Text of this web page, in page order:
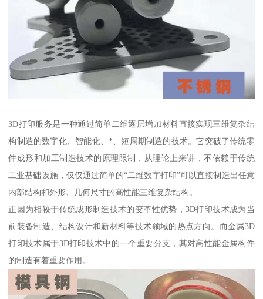
3D打印服务是一种通过简单二维逐层增加材料直接实现三维复杂结
构制造的数字化、智能化、*、短周期制造的技术。它突破了传统零
件成形和加工制造技术的原理限制，从理论上来讲，不依赖于传统
工业基础设施，仅仅通过简单的“二维数字打印”可以直接制造出任意
内部结构和外形、几何尺寸的高性能三维复杂结构。
正因为相较于传统成形制造技术的变革性优势，3D打印技术成为当
前装备制造、结构设计和新材料等技术领域的热点方向。而金属3D
打印技术属于3D打印技术中的一个重要分支，其对高性能金属构件
的制造有着重要作用。